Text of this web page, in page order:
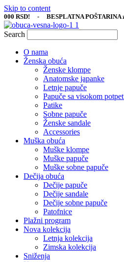
Skip to content
RSD! - BESPLATNA POŠTARINA
Search
O nama
Ženska obuća
Ženske klompe
Anatomske japanke
Letnje papuče
Papuče sa visokom
Patike
Sobne papuče
Ženske sandale
Accessories
Muška obuća
Muške klompe
Muške papuče
Muške sobne papuče
Dečija obuća
Dečije papuče
Dečije sandale
Dečije sobne papuče
Patofnice
Plažni program
Nova kolekcija
Letnja kolekcija
Zimska kolekcija
Sniženja